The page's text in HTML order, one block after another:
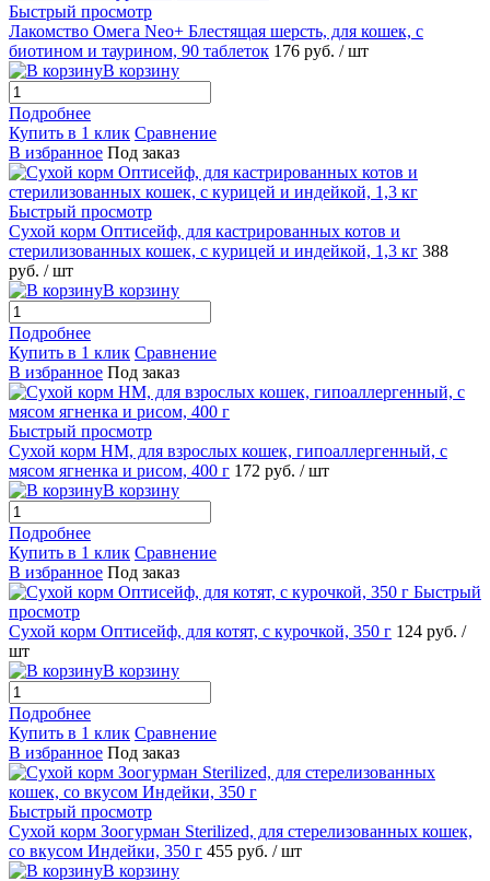
Быстрый просмотр
Лакомство Омега Neo+ Блестящая шерсть, для кошек, с
биотином и таурином, 90 таблеток 176 руб. / шт
В корзину
Подробнее
Купить в 1 клик Сравнение
В избранное Под заказ
Быстрый просмотр
Сухой корм Оптисейф, для кастрированных котов и
стерилизованных кошек, с курицей и индейкой, 1,3 кг 388
руб. / шт
В корзину
Подробнее
Купить в 1 клик Сравнение
В избранное Под заказ
Быстрый просмотр
Сухой корм НМ, для взрослых кошек, гипоаллергенный, с
мясом ягненка и рисом, 400 г 172 руб. / шт
В корзину
Подробнее
Купить в 1 клик Сравнение
В избранное Под заказ
Быстрый
просмотр
Сухой корм Оптисейф, для котят, с курочкой, 350 г 124 руб. /
шт
В корзину
Подробнее
Купить в 1 клик Сравнение
В избранное Под заказ
Быстрый просмотр
Сухой корм Зоогурман Sterilized, для стерелизованных кошек,
со вкусом Индейки, 350 г 455 руб. / шт
В корзину